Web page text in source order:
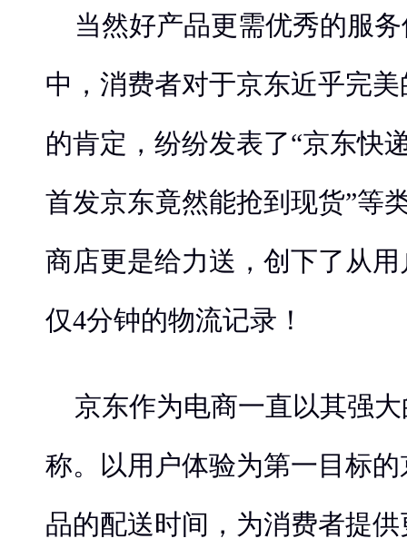
当然好产品更需优秀的服
中，消费者对于京东近乎完
的肯定，纷纷发表了“京东快
首发京东竟然能抢到现货”等
商店更是给力送，创下了从
仅4分钟的物流记录！
京东作为电商一直以其强
称。以用户体验为第一目标
品的配送时间，为消费者提